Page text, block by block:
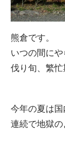
熊倉です。
いつの間にや
伐り旬、繁忙
今年の夏は
連続で地獄